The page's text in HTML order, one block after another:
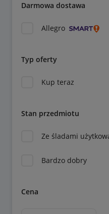
Darmowa dostawa
Allegro
Typ oferty
Kup teraz
Stan przedmiotu
Ze śladami
Bardzo dobry
Cena